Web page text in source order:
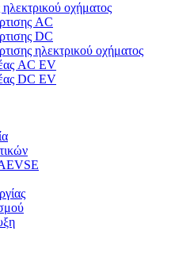
οχήματος
AC
DC
ηλεκτρικού οχήματος
AC EV
DC EV